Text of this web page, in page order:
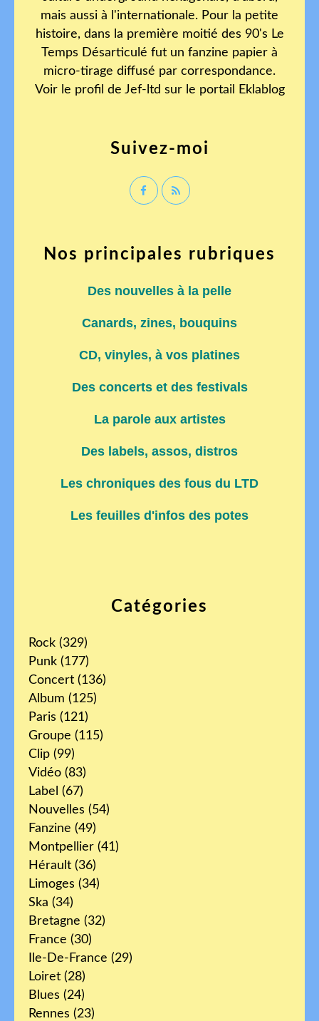
Catégories
Rock (329)
Punk (177)
Concert (136)
Album (125)
Paris (121)
Groupe (115)
Clip (99)
Vidéo (83)
Label (67)
Nouvelles (54)
Fanzine (49)
Montpellier (41)
Hérault (36)
Limoges (34)
Ska (34)
Bretagne (32)
France (30)
Ile-De-France (29)
Loiret (28)
Blues (24)
Rennes (23)
mais aussi à l'internationale. Pour la petite
histoire, dans la première moitié des 90's Le
Temps Désarticulé fut un fanzine papier à
micro-tirage diffusé par correspondance.
Voir le profil de Jef-ltd sur le portail Eklablog
Suivez-moi
Nos principales rubriques
Des nouvelles à la pelle
Canards, zines, bouquins
CD, vinyles, à vos platines
Des concerts et des festivals
La parole aux artistes
Des labels, assos, distros
Les chroniques des fous du LTD
Les feuilles d'infos des potes